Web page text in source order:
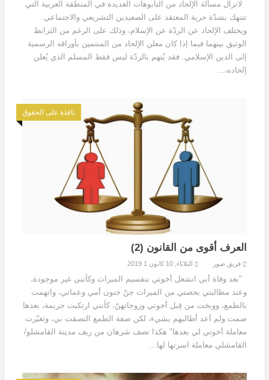
لاتزال مسألة الإلحاد من التابوهات العديدة في المنطقة العربية التي
تتنهك بشدّة حرية المعتقد على الصعيدين التشريعي والاجتماعي.
ويختلف الإلحاد عن الردّة عن الإسلام، وذلك على الرغم من الترابط
الوثيق بينهما فيما إذا كان معلن الإلحاد من المنتمين بأوراقه الرسمية
إلى الدين الإسلامي. فقد يُتهم بالردّة ليس فقط المسلم الذي يُعلن
إلحاده،...
نافذة على الحقوق
العرف أقوى من القانون (2)
فريق صور الثلاثاء, 10 كانون 1 2019
"بعد وفاة أبي انشغل أخوتي بتقسيم الميراث وكأنني غير موجودة،
وعند مطالبتي بحصتي من الميراث جنّ جنون أمي وعماتي، واتهمت
بالطمع، ووبخت من قِبل أخوتي وزوجاتهنّ، كأنني ارتكبت جريمة، بعدها
صمت ولم أعد أطالبهم بشيء، لكن صفة الطمع التصقت بي، وتغيّرت
معاملة أخوتي لي بعدها" هكذا تصف شرهان من ريف مدينة القامشلو/
القامشلي معاملة اسرتها لها...